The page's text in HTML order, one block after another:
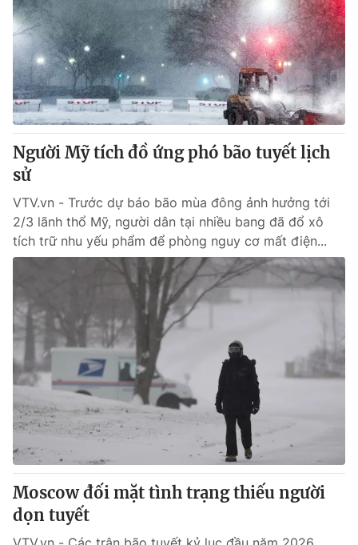
Người Mỹ tích đồ ứng phó bão tuyết lịch
sử
VTV.vn - Trước dự báo bão mùa đông ảnh hưởng tới
2/3 lãnh thổ Mỹ, người dân tại nhiều bang đã đổ xô
tích trữ nhu yếu phẩm để phòng nguy cơ mất điện...
Moscow đối mặt tình trạng thiếu người
dọn tuyết